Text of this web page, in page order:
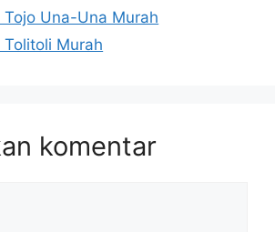
Tojo Una-Una Murah
Tolitoli Murah
komentar